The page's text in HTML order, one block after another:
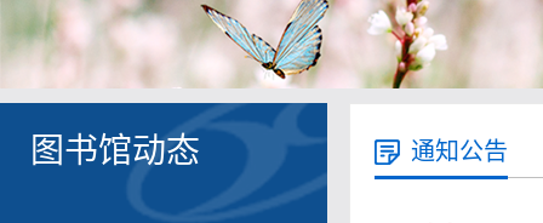
图书馆动态 通知公告